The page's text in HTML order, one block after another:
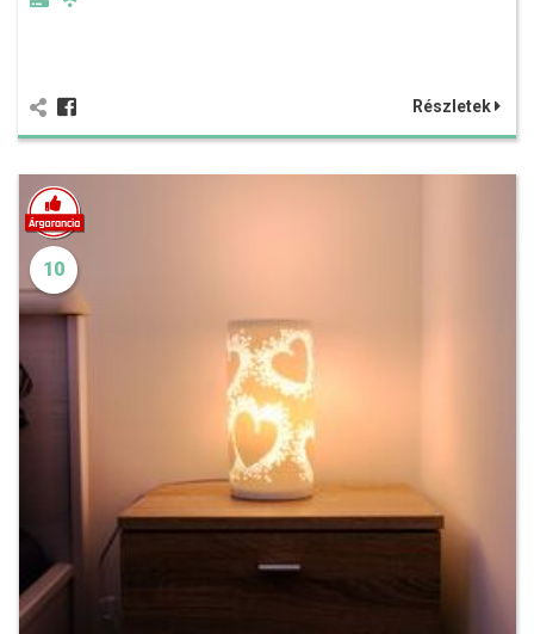
Részletek
10